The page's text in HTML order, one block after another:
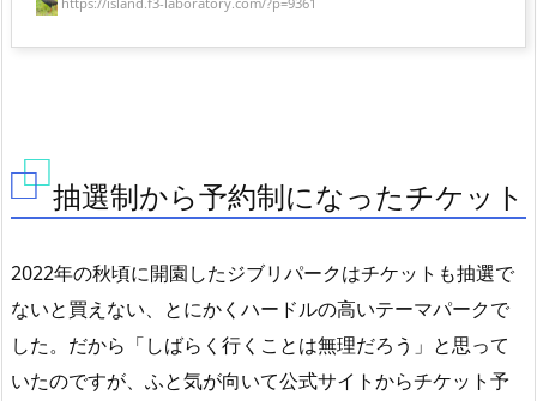
抽選制から予約制になったチケット
2022年の秋頃に開園したジブリパークはチケットも抽選で
ないと買えない、とにかくハードルの高いテーマパークで
した。だから「しばらく行くことは無理だろう」と思って
いたのですが、ふと気が向いて公式サイトからチケット予